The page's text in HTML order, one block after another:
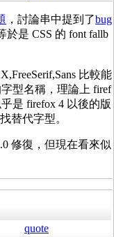
，討論串中提到了bug
於是 CSS 的 font fallb
比較能
型名稱，理論上 firef
是 firefox 4 以後的版
替代字型。
修復，但現在看來似
quote